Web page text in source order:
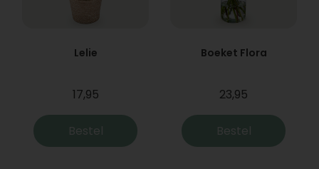
Lelie
17,95
Bestel
Boeket Flora
23,95
Bestel